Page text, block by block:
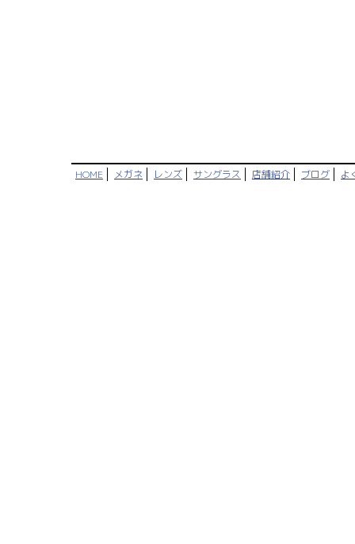
HOME メガネ レンズ サングラス 店舗紹介 ブログ よ